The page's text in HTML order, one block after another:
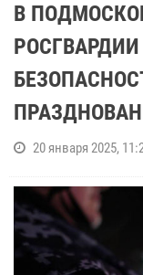
В
20 января 2025,